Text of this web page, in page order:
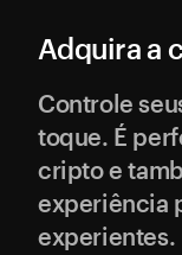
Adquira a
Controle
toque. É
cripto e
experiência
experientes.